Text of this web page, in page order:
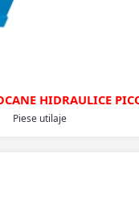
HIDRAULICE
Piese utilaje